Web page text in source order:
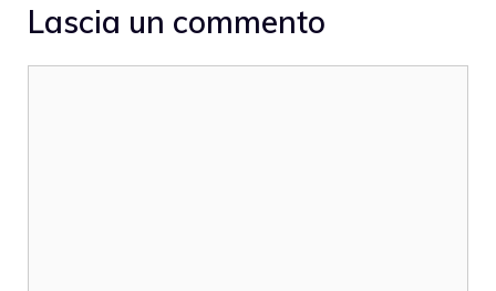
Lascia un commento